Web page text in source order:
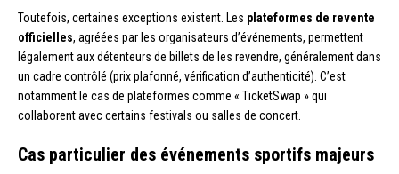
Toutefois, certaines exceptions existent. Les plateformes de revente
officielles, agréées par les organisateurs d’événements, permettent
légalement aux détenteurs de billets de les revendre, généralement dans
un cadre contrôlé (prix plafonné, vérification d’authenticité). C’est
notamment le cas de plateformes comme « TicketSwap » qui
collaborent avec certains festivals ou salles de concert.
Cas particulier des événements sportifs majeurs